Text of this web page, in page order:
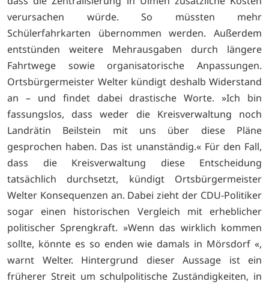
verursachen würde. So müssten mehr
Schülerfahrkarten übernommen werden. Außerdem
entstünden weitere Mehrausgaben durch längere
Fahrtwege sowie organisatorische Anpassungen.
Ortsbürgermeister Welter kündigt deshalb Widerstand
an – und findet dabei drastische Worte. »Ich bin
fassungslos, dass weder die Kreisverwaltung noch
Landrätin Beilstein mit uns über diese Pläne
gesprochen haben. Das ist unanständig.« Für den Fall,
dass die Kreisverwaltung diese Entscheidung
tatsächlich durchsetzt, kündigt Ortsbürgermeister
Welter Konsequenzen an. Dabei zieht der CDU-Politiker
sogar einen historischen Vergleich mit erheblicher
politischer Sprengkraft. »Wenn das wirklich kommen
sollte, könnte es so enden wie damals in Mörsdorf «,
warnt Welter. Hintergrund dieser Aussage ist ein
früherer Streit um schulpolitische Zuständigkeiten, in